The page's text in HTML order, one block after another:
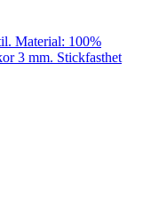
Material: 100%
3 mm. Stickfasthet